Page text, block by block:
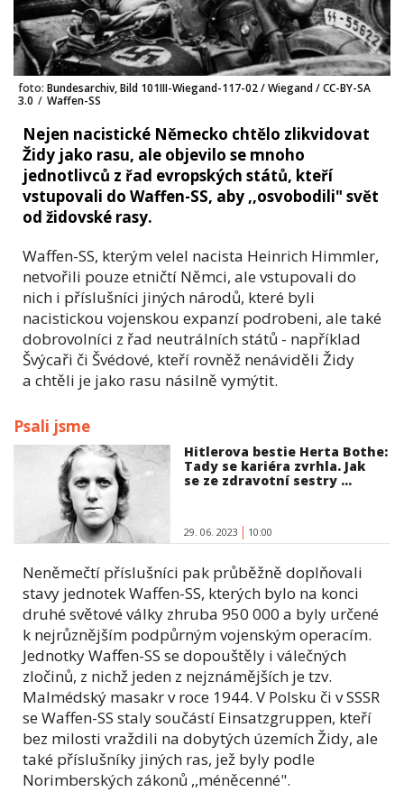
foto: Bundesarchiv, Bild 101III-Wiegand-117-02 / Wiegand / CC-BY-SA
3.0 / Waffen-SS
Nejen nacistické Německo chtělo zlikvidovat
Židy jako rasu, ale objevilo se mnoho
jednotlivců z řad evropských států, kteří
vstupovali do Waffen-SS, aby ,,osvobodili" svět
od židovské rasy.
Waffen-SS, kterým velel nacista Heinrich Himmler,
netvořili pouze etničtí Němci, ale vstupovali do
nich i příslušníci jiných národů, které byli
nacistickou vojenskou expanzí podrobeni, ale také
dobrovolníci z řad neutrálních států - například
Švýcaři či Švédové, kteří rovněž nenáviděli Židy
a chtěli je jako rasu násilně vymýtit.
Psali jsme
Hitlerova bestie Herta Bothe:
Tady se kariéra zvrhla. Jak
se ze zdravotní sestry ...
29. 06. 2023 10:00
Neněmečtí příslušníci pak průběžně doplňovali
stavy jednotek Waffen-SS, kterých bylo na konci
druhé světové války zhruba 950 000 a byly určené
k nejrůznějším podpůrným vojenským operacím.
Jednotky Waffen-SS se dopouštěly i válečných
zločinů, z nichž jeden z nejznámějších je tzv.
Malmédský masakr v roce 1944. V Polsku či v SSSR
se Waffen-SS staly součástí Einsatzgruppen, kteří
bez milosti vraždili na dobytých územích Židy, ale
také příslušníky jiných ras, jež byly podle
Norimberských zákonů ,,méněcenné".